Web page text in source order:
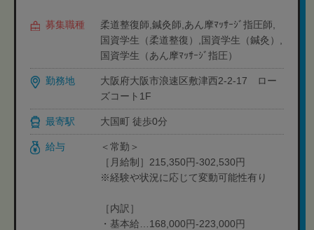
募集職種
柔道整復師,鍼灸師,あん摩ﾏｯｻｰｼﾞ指圧師,
国資学生（柔道整復）,国資学生（鍼灸）,
国資学生（あん摩ﾏｯｻｰｼﾞ指圧）
勤務地
大阪府大阪市浪速区敷津西2-2-17 ロー
ズコート1F
最寄駅 大国町 徒歩0分
給与
＜常勤＞
［月給制］215,350円-302,530円
※経験や状況に応じて変動可能性有り
［内訳］
・基本給…168,000円-223,000円